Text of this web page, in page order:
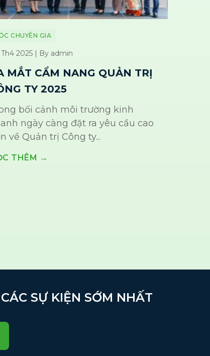
CHUYÊN GIA
2025 | By admin
MẮT CẨM NANG QUẢN TRỊ
TY 2025
bối cảnh môi trường kinh
ngày càng đặt ra yêu cầu cao
về Quản trị Công ty...
THÊM →
SỰ KIỆN SỚM NHẤT